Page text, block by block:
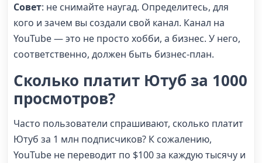
Совет: не снимайте наугад. Определитесь, для
кого и зачем вы создали свой канал. Канал на
YouTube — это не просто хобби, а бизнес. У него,
соответственно, должен быть бизнес-план.
Сколько платит Ютуб за 1000
просмотров?
Часто пользователи спрашивают, сколько платит
Ютуб за 1 млн подписчиков? К сожалению,
YouTube не переводит по $100 за каждую тысячу и